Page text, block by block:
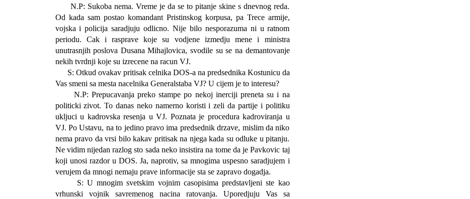
N.P: Sukoba nema. Vreme je da se to pitanje skine s dnevnog reda.
Od kada sam postao komandant Pristinskog korpusa, pa Trece armije,
vojska i policija saradjuju odlicno. Nije bilo nesporazuma ni u ratnom
periodu. Cak i rasprave koje su vodjene izmedju mene i ministra
unutrasnjih poslova Dusana Mihajlovica, svodile su se na demantovanje
nekih tvrdnji koje su izrecene na racun VJ.
S: Otkud ovakav pritisak celnika DOS-a na predsednika Kostunicu da
Vas smeni sa mesta nacelnika Generalstaba VJ? U cijem je to interesu?
N.P: Prepucavanja preko stampe po nekoj inerciji preneta su i na
politicki zivot. To danas neko namerno koristi i zeli da partije i politiku
ukljuci u kadrovska resenja u VJ. Poznata je procedura kadroviranja u
VJ. Po Ustavu, na to jedino pravo ima predsednik drzave, mislim da niko
nema pravo da vrsi bilo kakav pritisak na njega kada su odluke u pitanju.
Ne vidim nijedan razlog sto sada neko insistira na tome da je Pavkovic taj
koji unosi razdor u DOS. Ja, naprotiv, sa mnogima uspesno saradjujem i
verujem da mnogi nemaju prave informacije sta se zapravo dogadja.
S: U mnogim svetskim vojnim casopisima predstavljeni ste kao
vrhunski vojnik savremenog nacina ratovanja. Uporedjuju Vas sa